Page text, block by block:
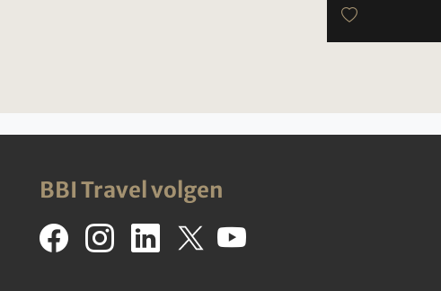
BBI Travel volgen